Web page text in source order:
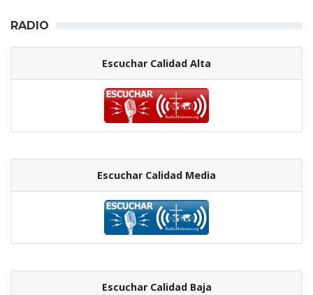
RADIO
Escuchar Calidad Alta
Escuchar Calidad Media
Escuchar Calidad Baja